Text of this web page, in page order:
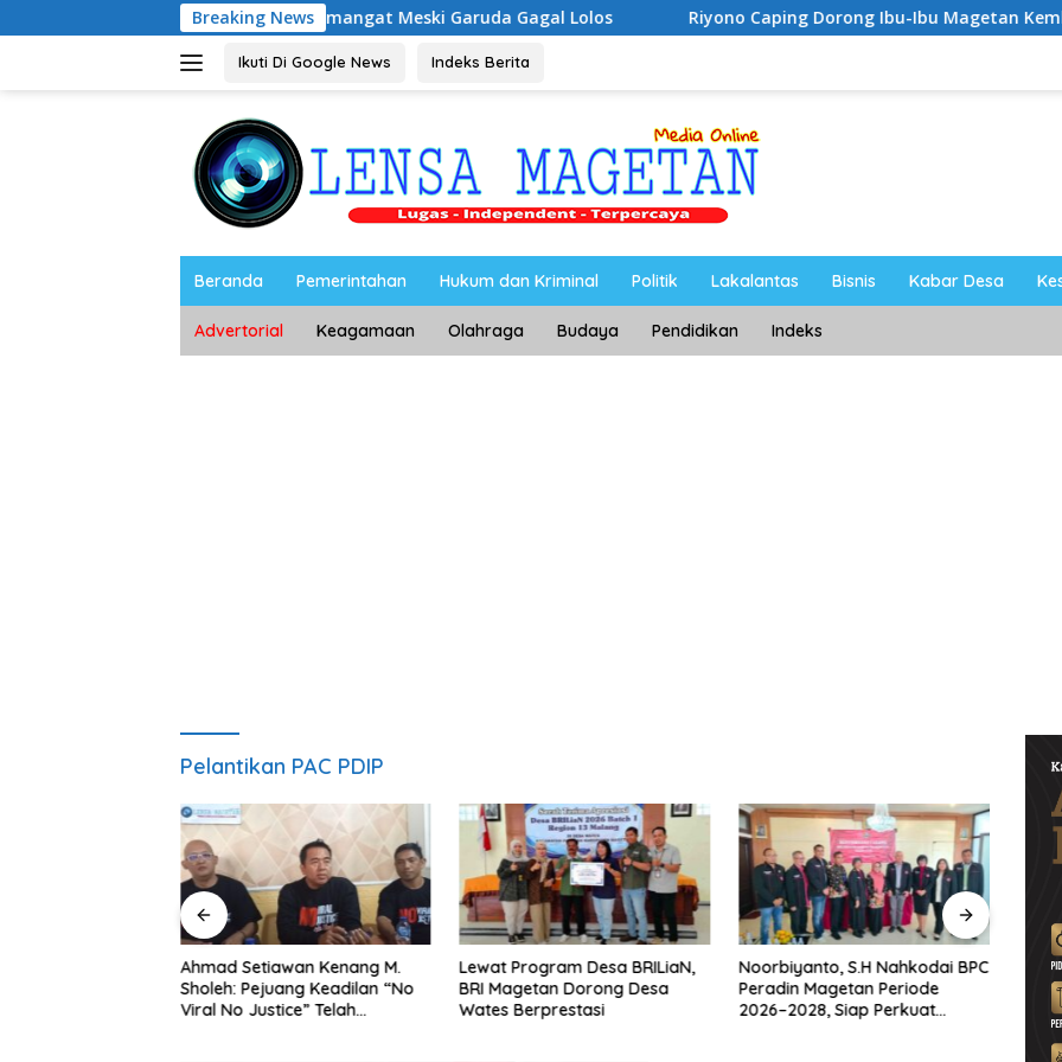
ke
Breaking News
Magetan, Tetap Semangat Meski Garuda Gagal Lolos Riyono Caping Dorong Ibu-Ibu Magetan Kembangkan Olahan
Ikuti Di Google News Indeks Berita
Beranda Pemerintahan Hukum dan Kriminal Politik Lakalantas Bisnis Kabar Desa
Advertorial Keagamaan Olahraga Budaya Pendidikan Indeks
Pelantikan PAC PDIP
Ahmad Setiawan Kenang M.
Sholeh: Pejuang Keadilan “No
Viral No Justice” Telah
Lewat Program Desa BRILiaN,
BRI Magetan Dorong Desa
Wates Berprestasi
Noorbiyanto, S.H Nahkodai BPC
Peradin Magetan Periode
2026–2028, Siap Perkuat
di